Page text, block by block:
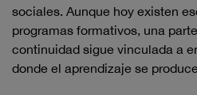
sociales. Aunque hoy existen
programas formativos, una
continuidad sigue vinculada a
donde el aprendizaje se